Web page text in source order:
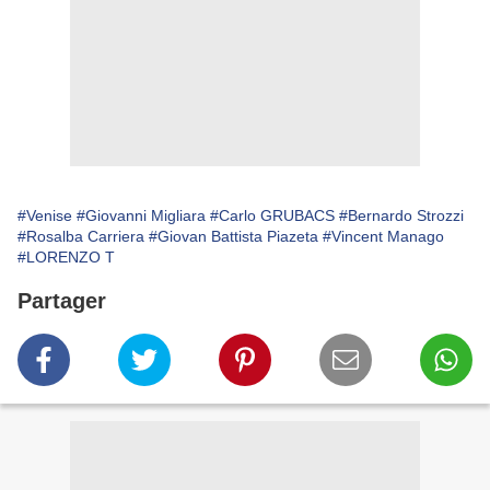
#Venise #Giovanni Migliara #Carlo GRUBACS #Bernardo Strozzi
#Rosalba Carriera #Giovan Battista Piazeta #Vincent Manago
#LORENZO T
Partager